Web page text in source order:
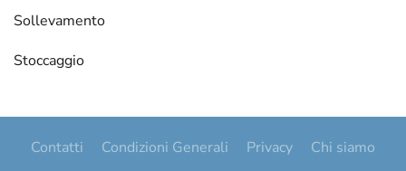
Sollevamento
Stoccaggio
Contatti Condizioni Generali Privacy Chi siamo